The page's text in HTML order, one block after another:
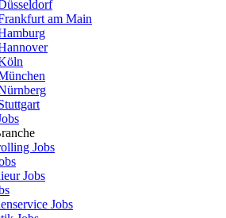
am Main
Jobs
Jobs
Jobs